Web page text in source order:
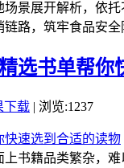
景展开解析，依
路，筑牢食品安
选书单帮你
下载 | 浏览:1237
书籍品类繁杂，